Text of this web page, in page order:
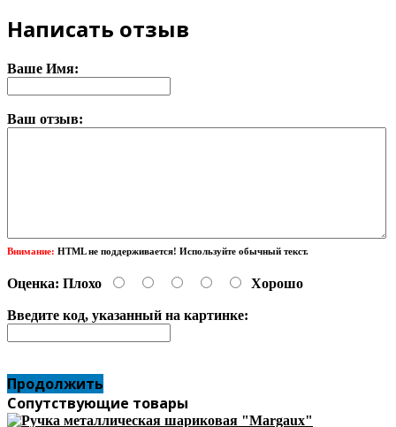
Написать отзыв
Ваше Имя:
Ваш отзыв:
Внимание: HTML не поддерживается! Используйте обычный текст.
Оценка: Плохо Хорошо
Введите код, указанный на картинке:
Продолжить
Сопутствующие товары